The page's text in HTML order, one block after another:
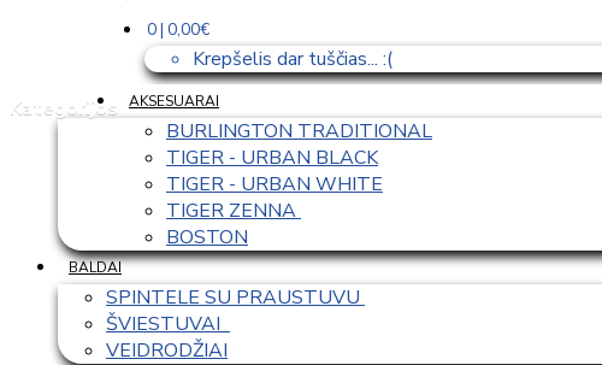
0 | 0,00€
Krepšelis dar tuščias... :(
Kategorijos
AKSESUARAI
BURLINGTON TRADITIONAL
TIGER - URBAN BLACK
TIGER - URBAN WHITE
TIGER ZENNA
BOSTON
BALDAI
SPINTELE SU PRAUSTUVU
ŠVIESTUVAI
VEIDRODŽIAI